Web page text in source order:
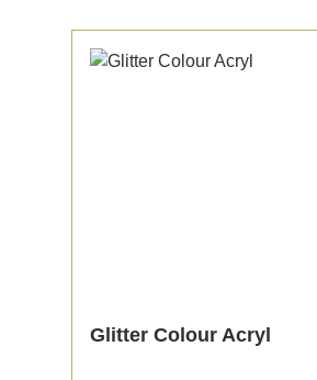
Glitter Colour Acryl